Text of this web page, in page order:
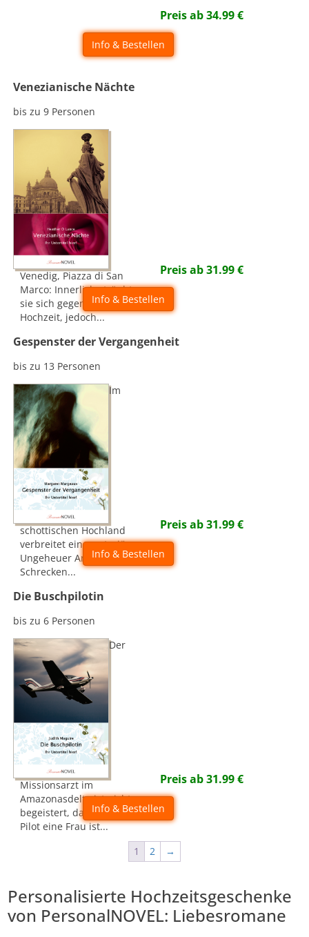
Preis ab34.99€
Info & Bestellen
Venezianische Nächte
bis zu 9 Personen
Venedig, Piazza di San
Marco: Innerlich sträubt
sie sich gegen die
Hochzeit, jedoch...
Preis ab31.99€
Info & Bestellen
Gespenster der Vergangenheit
bis zu 13 Personen
Im
schottischen Hochland
verbreitet ein mysteriöses
Ungeheuer Angst und
Schrecken...
Preis ab31.99€
Info & Bestellen
Die Buschpilotin
bis zu 6 Personen
Der
Missionsarzt im
Amazonasdelta ist nicht
begeistert, dass sein neuer
Pilot eine Frau ist...
Preis ab31.99€
Info & Bestellen
1 2 →
Personalisierte Hochzeitsgeschenke
von PersonalNOVEL: Liebesromane